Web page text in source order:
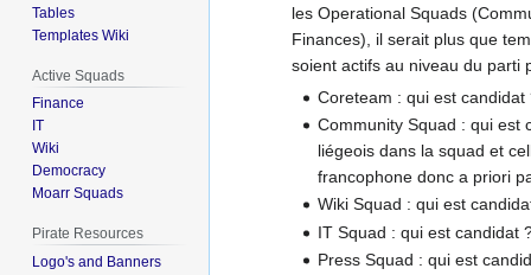
les Operational Squads
Finances), il serait plus que
soient actifs au niveau du parti
Coreteam : qui est candidat
Community Squad : qui est
liégeois dans la squad et
francophone donc a priori
Wiki Squad : qui est
IT Squad : qui est candidat
Press Squad : qui est
Tables
Templates Wiki
Active Squads
Finance
IT
Wiki
Democracy
Moarr Squads
Pirate Resources
Logo's and Banners